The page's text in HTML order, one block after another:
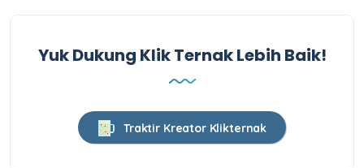
Yuk Dukung Klik Ternak Lebih Baik!
Traktir Kreator Klikternak